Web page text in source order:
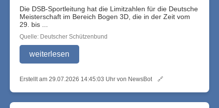
Die DSB-Sportleitung hat die Limitzahlen für die Deutsche
Meisterschaft im Bereich Bogen 3D, die in der Zeit vom
29. bis ...
Quelle: Deutscher Schützenbund
weiterlesen
Erstellt am 29.07.2026 14:45:03 Uhr von NewsBot 🔗